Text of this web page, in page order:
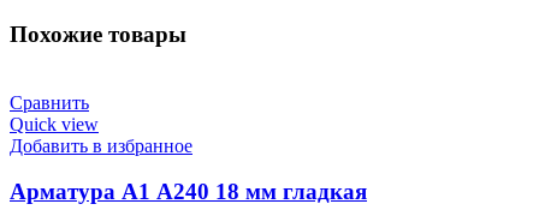
Похожие товары
Сравнить
Quick view
Добавить в избранное
Арматура А1 А240 18 мм гладкая